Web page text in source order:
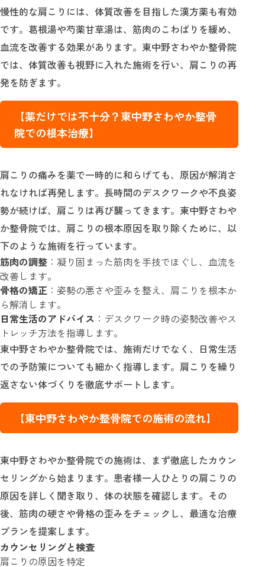
慢性的な肩こりには、体質改善を目指した漢方薬も有効
です。葛根湯や芍薬甘草湯は、筋肉のこわばりを緩め、
血流を改善する効果があります。東中野さわやか整骨院
では、体質改善も視野に入れた施術を行い、肩こりの再
発を防ぎます。
【薬だけでは不十分？東中野さわやか整骨
院での根本治療】
肩こりの痛みを薬で一時的に和らげても、原因が解消さ
れなければ再発します。長時間のデスクワークや不良姿
勢が続けば、肩こりは再び襲ってきます。東中野さわや
か整骨院では、肩こりの根本原因を取り除くために、以
下のような施術を行っています。
筋肉の調整 ：凝り固まった筋肉を手技でほぐし、血流を
改善します。
骨格の矯正 ：姿勢の悪さや歪みを整え、肩こりを根本か
ら解消します。
日常生活のアドバイス ：デスクワーク時の姿勢改善やス
トレッチ方法を指導します。
東中野さわやか整骨院では、施術だけでなく、日常生活
での予防策についても細かく指導します。肩こりを繰り
返さない体づくりを徹底サポートします。
【東中野さわやか整骨院での施術の流れ】
東中野さわやか整骨院での施術は、まず徹底したカウン
セリングから始まります。患者様一人ひとりの肩こりの
原因を詳しく聞き取り、体の状態を確認します。その
後、筋肉の硬さや骨格の歪みをチェックし、最適な治療
プランを提案します。
カウンセリングと検査
肩こりの原因を特定